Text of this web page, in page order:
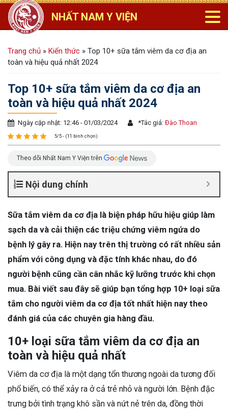
NHẤT NAM Y VIỆN
Trang chủ » Kiến thức » Top 10+ sữa tắm viêm da cơ địa an
toàn và hiệu quả nhất 2024
Top 10+ sữa tắm viêm da cơ địa an
toàn và hiệu quả nhất 2024
Ngày cập nhật: 12:46 - 01/03/2024 *Tác giả: Đào Thoan
5/5 - (11 bình chọn)
Theo dõi Nhất Nam Y Viện trên
Nội dung chính
Sữa tắm viêm da cơ địa là biện pháp hữu hiệu giúp làm
sạch da và cải thiện các triệu chứng viêm ngứa do
bệnh lý gây ra. Hiện nay trên thị trường có rất nhiều sản
phẩm với công dụng và đặc tính khác nhau, do đó
người bệnh cũng cần cân nhắc kỹ lưỡng trước khi chọn
mua. Bài viết sau đây sẽ giúp bạn tổng hợp 10+ loại sữa
tắm cho người viêm da cơ địa tốt nhất hiện nay theo
đánh giá của các chuyên gia hàng đầu.
10+ loại sữa tắm viêm da cơ địa an
toàn và hiệu quả nhất
Viêm da cơ địa là một dạng tổn thương ngoài da tương đối
phổ biến, có thể xảy ra ở cả trẻ nhỏ và người lớn. Bệnh đặc
trưng bởi tình trạng khô sần và nứt nẻ trên da, đồng thời